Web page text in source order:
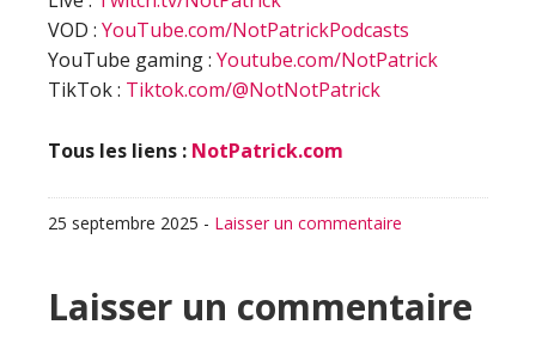
VOD : YouTube.com/NotPatrickPodcasts
YouTube gaming : Youtube.com/NotPatrick
TikTok : Tiktok.com/@NotNotPatrick
Tous les liens : NotPatrick.com
25 septembre 2025 - Laisser un commentaire
Interactions
Laisser un commentaire